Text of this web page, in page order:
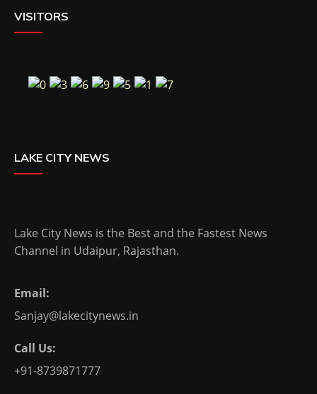
VISITORS
LAKE CITY NEWS
Lake City News is the Best and the Fastest News
Channel in Udaipur, Rajasthan.
Email:
Sanjay@lakecitynews.in
Call Us:
+91-8739871777